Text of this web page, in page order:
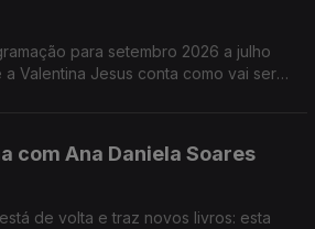
para setembro 2026 a julho
Valentina Jesus conta como vai ser
com Ana Daniela Soares
de volta e traz novos livros: esta